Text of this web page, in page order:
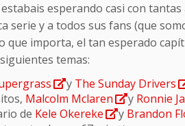
esperando casi con
serie y a todos sus fans (que
que importa, el tan esperado
temas:
y The Sunday Drivers
Malcolm Mclaren y Ronnie
de Kele Okereke y Brandon